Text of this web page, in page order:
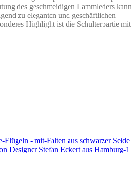
des geschmeidigen Lammleders kann
zu eleganten und geschäftlichen
Highlight ist die Schulterpartie mit